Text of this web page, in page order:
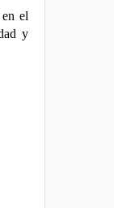
el
y